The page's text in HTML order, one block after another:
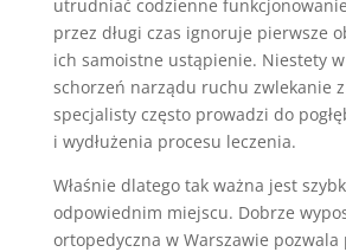
utrudniać codzienne
przez długi czas ignoruje pierwsze
ich samoistne ustąpienie. Niestety
schorzeń narządu ruchu zwlekanie
specjalisty często prowadzi do
i wydłużenia procesu leczenia.
Właśnie dlatego tak ważna jest
odpowiednim miejscu. Dobrze
ortopedyczna w Warszawie